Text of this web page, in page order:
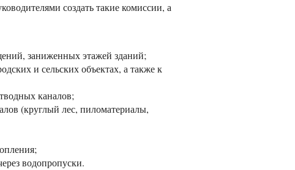
создать такие комиссии, а
заниженных этажей зданий;
и сельских объектах, а также к
каналов;
(круглый лес, пиломатериалы,
водопропуски.